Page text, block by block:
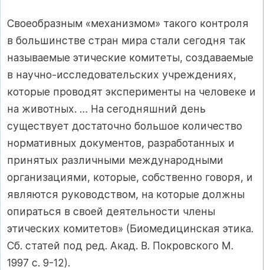
Своеобразным «механизмом» такого контроля
в большинстве стран мира стали сегодня так
называемые этические комитеты, создаваемые
в научно-исследовательских учреждениях,
которые проводят эксперименты на человеке и
на животных. … На сегодняшний день
существует достаточно большое количество
нормативных документов, разработанных и
принятых различными международными
организациями, которые, собственно говоря, и
являются руководством, на которые должны
опираться в своей деятельности члены
этических комитетов» (Биомедицинская этика.
Сб. статей под ред. Акад. В. Покровского М.
1997 с. 9-12).